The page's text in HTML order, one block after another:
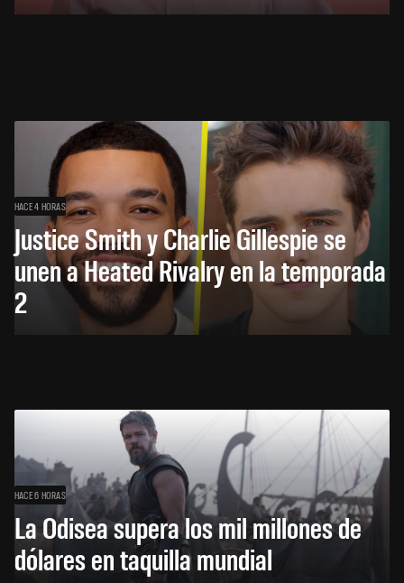
HACE 4 HORAS
Justice Smith y Charlie Gillespie se
unen a Heated Rivalry en la temporada
2
HACE 6 HORAS
La Odisea supera los mil millones de
dólares en taquilla mundial